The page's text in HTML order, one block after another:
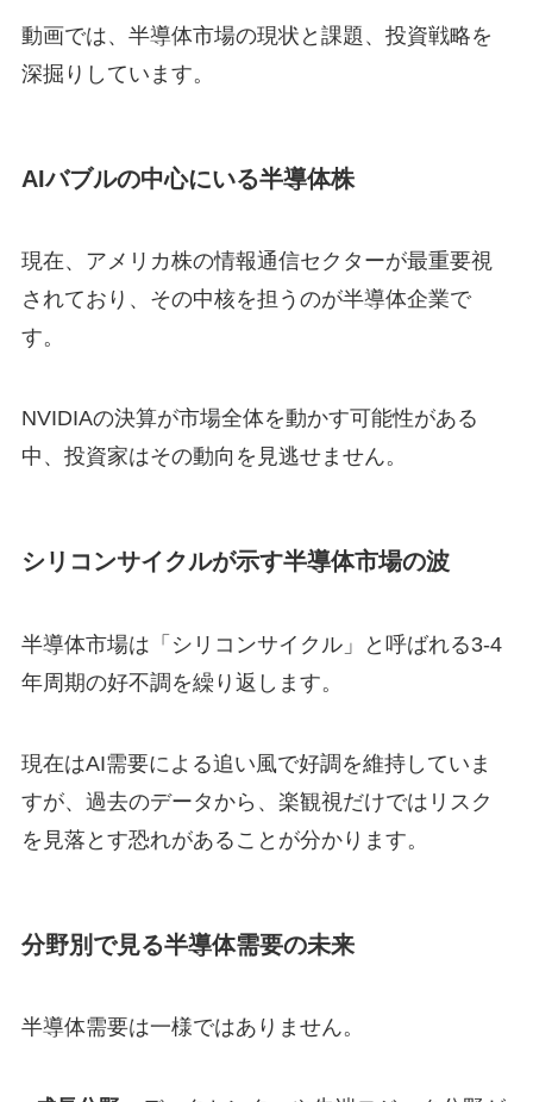
動画では、半導体市場の現状と課題、投資戦略を
深掘りしています。
AIバブルの中心にいる半導体株
現在、アメリカ株の情報通信セクターが最重要視
されており、その中核を担うのが半導体企業で
す。
NVIDIAの決算が市場全体を動かす可能性がある
中、投資家はその動向を見逃せません。
シリコンサイクルが示す半導体市場の波
半導体市場は「シリコンサイクル」と呼ばれる3-4
年周期の好不調を繰り返します。
現在はAI需要による追い風で好調を維持していま
すが、過去のデータから、楽観視だけではリスク
を見落とす恐れがあることが分かります。
分野別で見る半導体需要の未来
半導体需要は一様ではありません。